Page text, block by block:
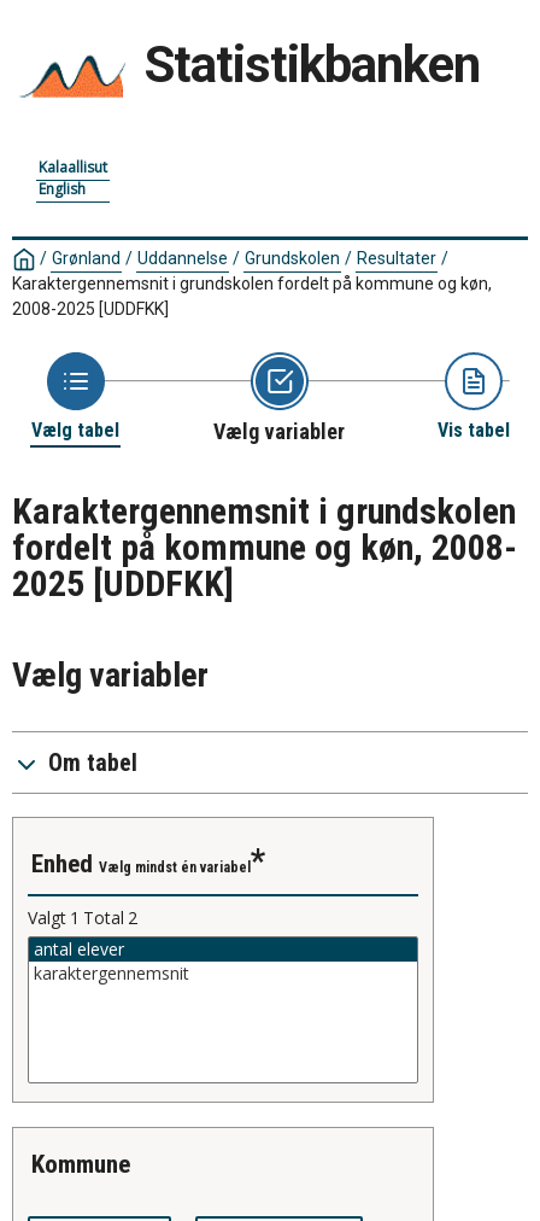
Statistikbanken
Kalaallisut
English
/ Grønland / Uddannelse / Grundskolen / Resultater /
Karaktergennemsnit i grundskolen fordelt på kommune og køn,
2008-2025 [UDDFKK]
Vælg tabel Vælg variabler Vis tabel
Karaktergennemsnit i grundskolen
fordelt på kommune og køn, 2008-
2025 [UDDFKK]
Vælg variabler
Om tabel
enhed Vælg mindst én variabel
Valgt 1 Total 2
kommune